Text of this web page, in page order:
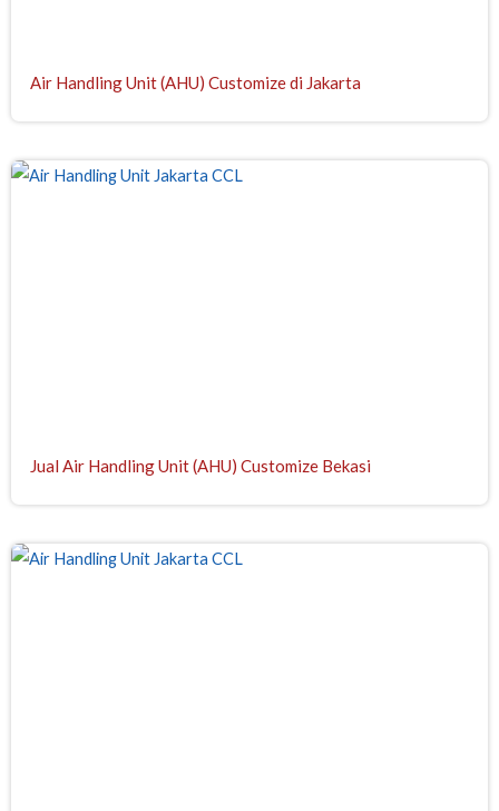
Air Handling Unit (AHU) Customize di Jakarta
Jual Air Handling Unit (AHU) Customize Bekasi